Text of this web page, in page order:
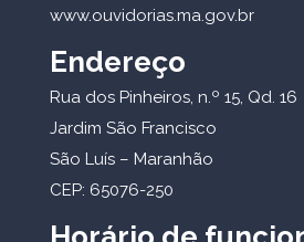
www.ouvidorias.ma.gov.br
Endereço
Rua dos Pinheiros, n.º 15, Qd. 16
Jardim São Francisco
São Luís – Maranhão
CEP: 65076-250